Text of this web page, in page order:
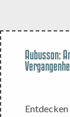
Aubusson: